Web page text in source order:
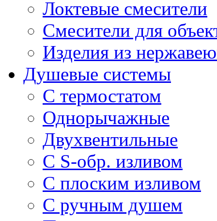
Локтевые смесители
Смесители для
Изделия из
Душевые системы
С термостатом
Однорычажные
Двухвентильные
С S-обр. изливом
С плоским изливом
С ручным душем